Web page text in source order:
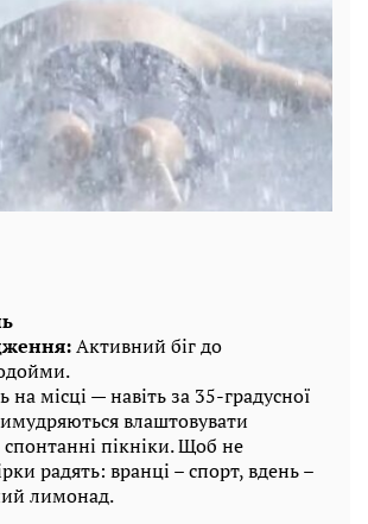
Активний біг до
на місці — навіть за 35-градусної
влаштовувати
пікніки. Щоб не
радять: вранці – спорт, вдень –
лимонад.